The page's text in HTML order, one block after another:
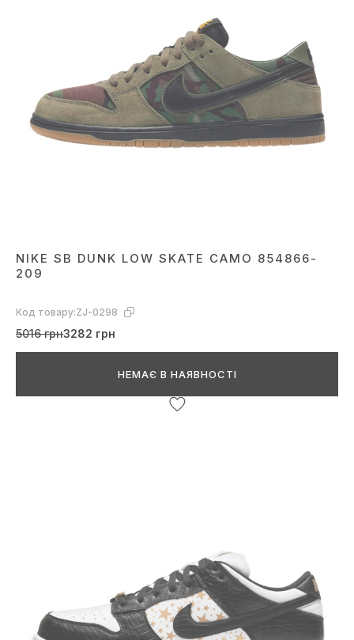
NIKE SB DUNK LOW SKATE CAMO 854866-
209
Код товару:ZJ-0298
5016 грн3282 грн
НЕМАЄ В НАЯВНОСТІ